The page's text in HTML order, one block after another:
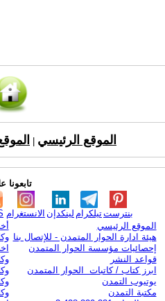
الموقع الرئيسي
تابعونا
الانستغرام لينكدإن تيلكرامبنترست
الموقع الرئيسي
هيئة ادارة الحوار المتمدن - للإتصال بنا
إحصائيات مؤسسة الحوار المتمدن
قواعد النشر
ابرز كتاب / كاتبات الحوار المتمدن
يوتيوب التمدن
مكتبة التمدن